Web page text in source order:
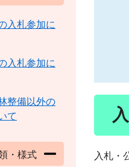
入札・
入札参加に
入札参加に
整備以外の
て
・様式